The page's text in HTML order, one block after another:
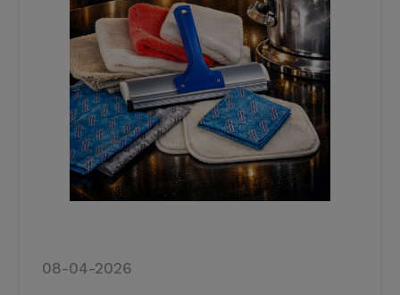
08-04-2026